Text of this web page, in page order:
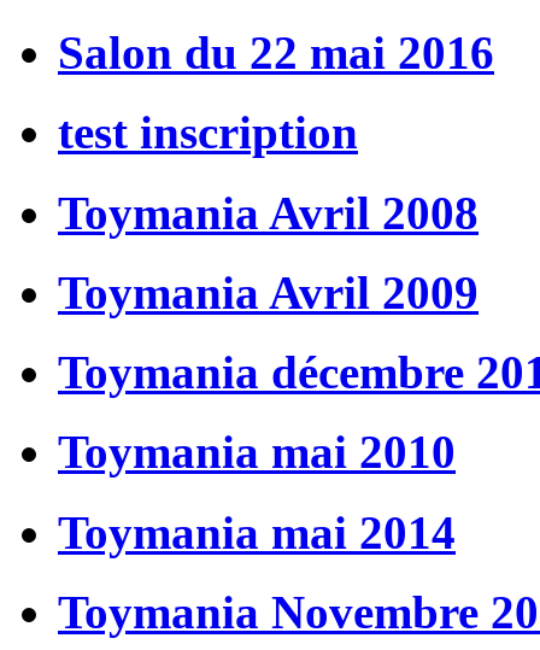
Salon du 22 mai 2016
test inscription
Toymania Avril 2008
Toymania Avril 2009
Toymania décembre
Toymania mai 2010
Toymania mai 2014
Toymania Novembre